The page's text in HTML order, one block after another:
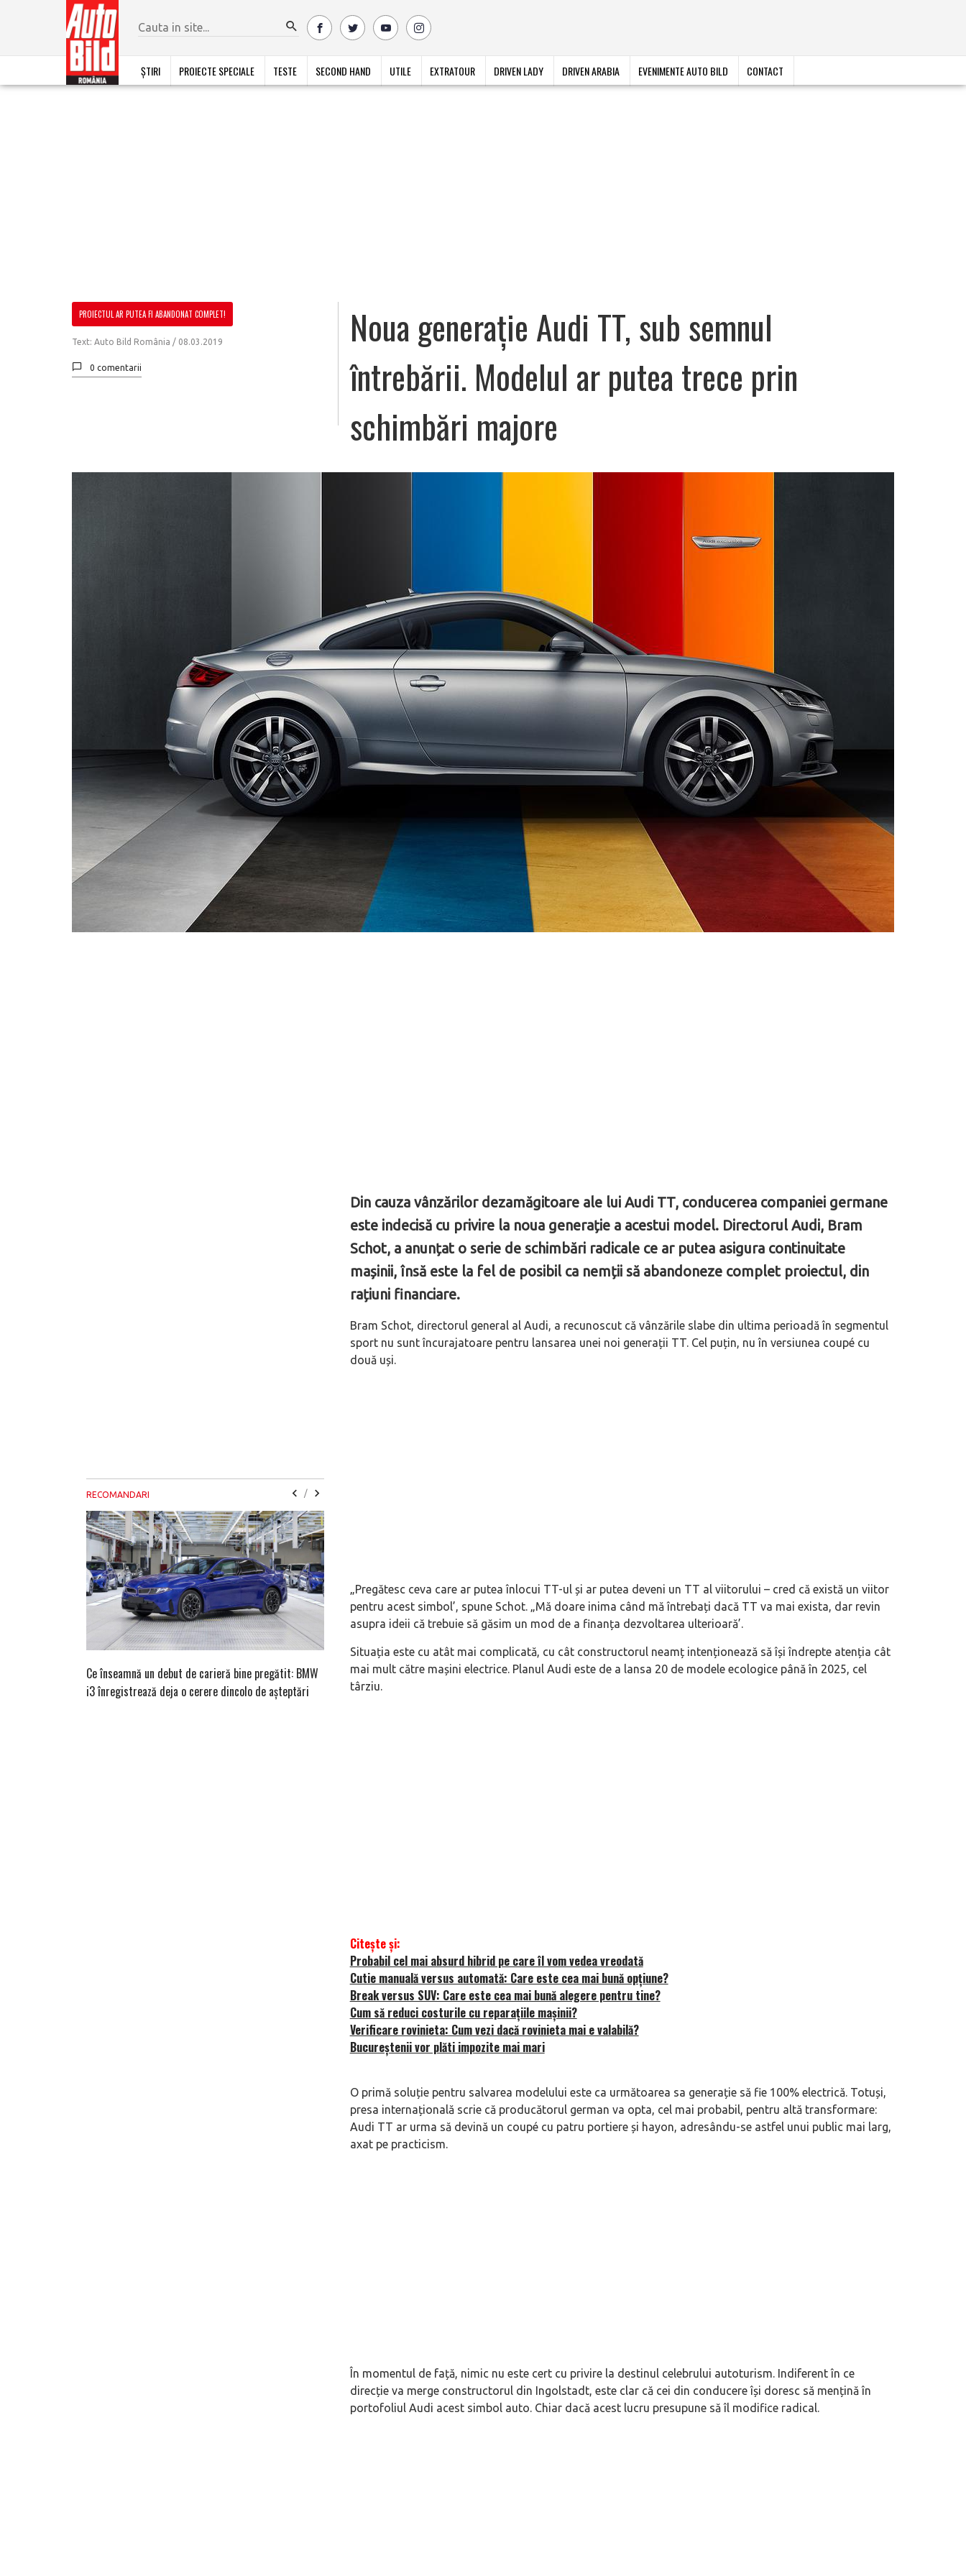
ȘTIRI PROIECTE SPECIALE TESTE SECOND HAND UTILE EXTRATOUR DRIVEN LADY DRIVEN ARABIA EVENIMENTE AUTO BILD CONTACT
PROIECTUL AR PUTEA FI ABANDONAT COMPLET!
Text: Auto Bild România / 08.03.2019
0 comentarii
Noua generație Audi TT, sub semnul
întrebării. Modelul ar putea trece prin
schimbări majore
Din cauza vânzărilor dezamăgitoare ale lui Audi TT, conducerea companiei germane
este indecisă cu privire la noua generație a acestui model. Directorul Audi, Bram
Schot, a anunțat o serie de schimbări radicale ce ar putea asigura continuitate
mașinii, însă este la fel de posibil ca nemții să abandoneze complet proiectul, din
rațiuni financiare.
Bram Schot, directorul general al Audi, a recunoscut că vânzările slabe din ultima perioadă în segmentul
sport nu sunt încurajatoare pentru lansarea unei noi generații TT. Cel puțin, nu în versiunea coupé cu
două uși.
„Pregătesc ceva care ar putea înlocui TT-ul și ar putea deveni un TT al viitorului – cred că există un viitor
pentru acest simbol’, spune Schot. „Mă doare inima când mă întrebați dacă TT va mai exista, dar revin
asupra ideii că trebuie să găsim un mod de a finanța dezvoltarea ulterioară’.
Situația este cu atât mai complicată, cu cât constructorul neamț intenționează să își îndrepte atenția cât
mai mult către mașini electrice. Planul Audi este de a lansa 20 de modele ecologice până în 2025, cel
târziu.
Citește și:
Probabil cel mai absurd hibrid pe care îl vom vedea vreodată
Cutie manuală versus automată: Care este cea mai bună opțiune?
Break versus SUV: Care este cea mai bună alegere pentru tine?
Cum să reduci costurile cu reparațiile mașinii?
Verificare rovinieta: Cum vezi dacă rovinieta mai e valabilă?
Bucureștenii vor plăti impozite mai mari
O primă soluție pentru salvarea modelului este ca următoarea sa generație să fie 100% electrică. Totuși,
presa internațională scrie că producătorul german va opta, cel mai probabil, pentru altă transformare:
Audi TT ar urma să devină un coupé cu patru portiere și hayon, adresându-se astfel unui public mai larg,
axat pe practicism.
În momentul de față, nimic nu este cert cu privire la destinul celebrului autoturism. Indiferent în ce
direcție va merge constructorul din Ingolstadt, este clar că cei din conducere își doresc să mențină în
portofoliul Audi acest simbol auto. Chiar dacă acest lucru presupune să îl modifice radical.
RECOMANDARI /
Ce înseamnă un debut de carieră bine pregătit: BMW
i3 înregistrează deja o cerere dincolo de așteptări
Versiune MINI Countryman încă nelansată oficial, dată
pe mâna fetelor în competiția off-road Rebelle Rally
Pentru cine știe ceva avioane, numele Hennessey
Prima sportivă cu motor central a